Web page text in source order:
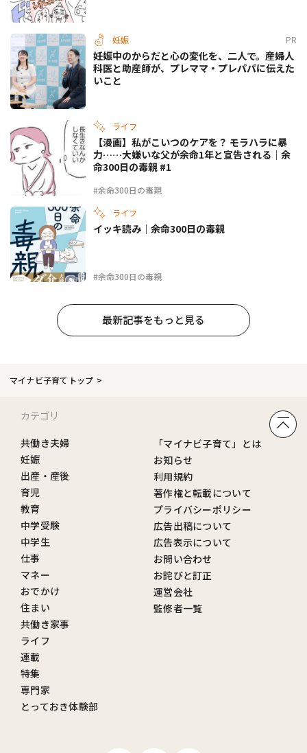
妊娠 PR
妊娠中のからだと心の変化を、二人で。産婦人
科医と助産師が、プレママ・プレパパに伝えた
いこと
ライフ
#余命300日の毒親
【漫画】私がこいつのケアを？ モラハラに暴
力……大嫌いな父が余命1年と宣告される｜余
命300日の毒親 #1
ライフ
#余命300日の毒親
イッキ読み｜余命300日の毒親
最新記事をもっと見る
マイナビ子育てトップ
カテゴリ
共働き夫婦
妊娠
出産・産後
育児
教育
中学受験
中学生
仕事
マネー
おでかけ
住まい
共働き家事
ライフ
連載
特集
専門家
とっておき体験部
「マイナビ子育て」とは
お知らせ
利用規約
著作権と転載について
プライバシーポリシー
広告出稿について
広告表示について
お問い合わせ
お詫びと訂正
運営会社
監修者一覧